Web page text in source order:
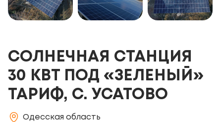
СОЛНЕЧНАЯ СТАНЦИЯ
30 КВТ ПОД «ЗЕЛЕНЫЙ»
ТАРИФ, С. УСАТОВО
Одесская область